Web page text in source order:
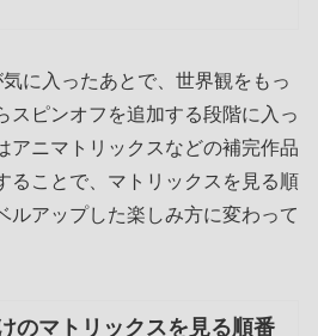
に入ったあとで、世界観をもっ
スピンオフを追加する段階に入っ
アニマトリックスなどの補完作品
ることで、マトリックスを見る順
ルアップした楽しみ方に変わって
のマトリックスを見る順番